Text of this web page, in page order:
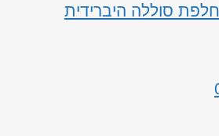
סוללה היברידית